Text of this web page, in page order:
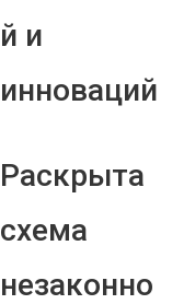
й и
инноваций
Раскрыта
схема
незаконно